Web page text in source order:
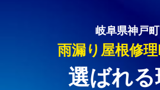
岐阜県神戸
雨漏り屋根修
選ばれ